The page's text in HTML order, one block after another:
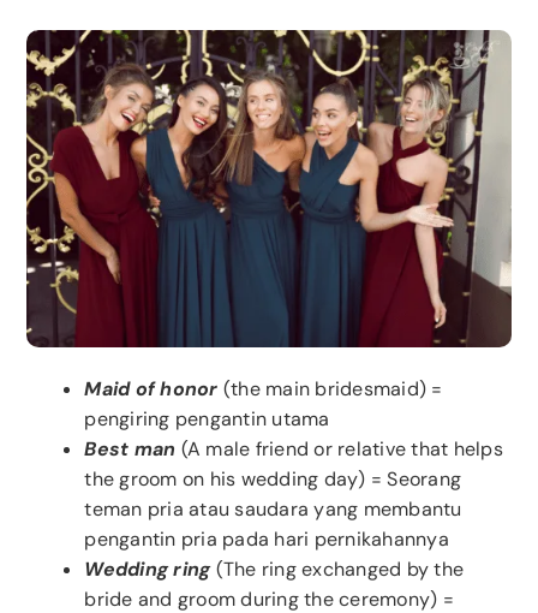
Maid of honor (the main bridesmaid) =
pengiring pengantin utama
Best man (A male friend or relative that helps
the groom on his wedding day) = Seorang
teman pria atau saudara yang membantu
pengantin pria pada hari pernikahannya
Wedding ring(The ring exchanged by the
bride and groom during the ceremony) =